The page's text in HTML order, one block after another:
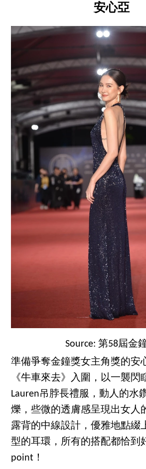
安心亞
Source: 第58屆金
準備爭奪金鐘獎女主角獎的安
《牛車來去》入圍，以一襲閃
Lauren吊脖長禮服，動人的水
爍，些微的透膚感呈現出女人
露背的中線設計，優雅地點綴
型的耳環，所有的搭配都恰到
point！